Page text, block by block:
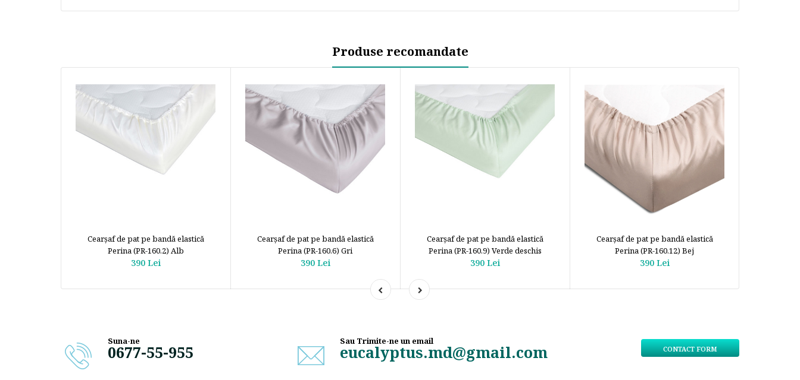
Produse recomandate
Cearșaf de pat pe bandă elastică
Perina (PR-160.2) Alb
390 Lei
Cearșaf de pat pe bandă elastică
Perina (PR-160.6) Gri
390 Lei
Cearșaf de pat pe bandă elastică
Perina (PR-160.9) Verde deschis
390 Lei
Cearșaf de pat pe bandă elastică
Perina (PR-160.12) Bej
390 Lei
Suna-ne
0677-55-955
Sau Trimite-ne un email
eucalyptus.md@gmail.com CONTACT FORM